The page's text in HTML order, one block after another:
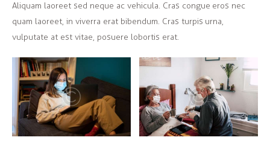
Aliquam laoreet sed neque ac vehicula. Cras congue eros nec
quam laoreet, in viverra erat bibendum. Cras turpis urna,
vulputate at est vitae, posuere lobortis erat.